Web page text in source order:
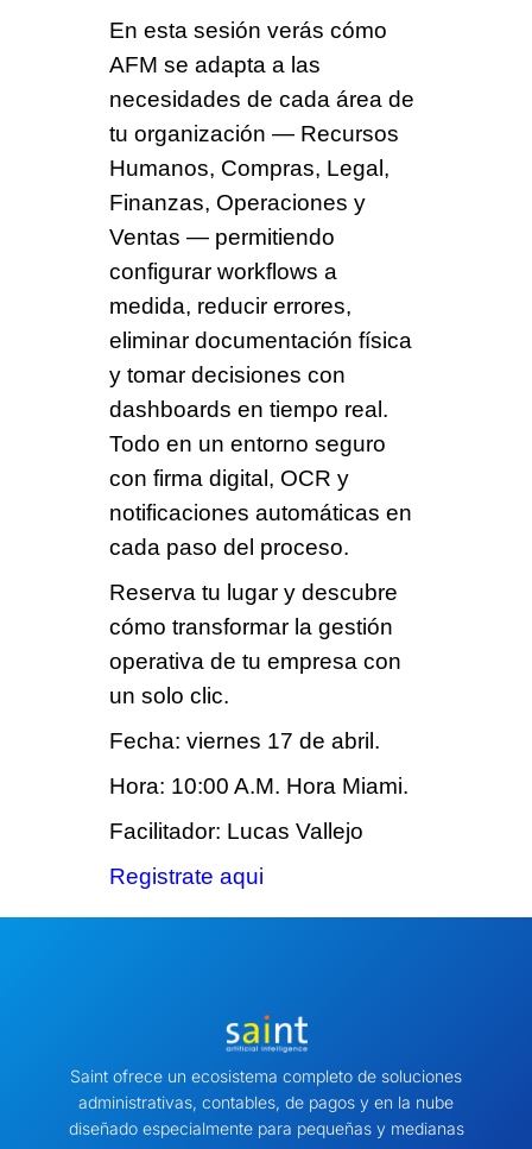
En esta sesión verás cómo
AFM se adapta a las
necesidades de cada área de
tu organización — Recursos
Humanos, Compras, Legal,
Finanzas, Operaciones y
Ventas — permitiendo
configurar workflows a
medida, reducir errores,
eliminar documentación física
y tomar decisiones con
dashboards en tiempo real.
Todo en un entorno seguro
con firma digital, OCR y
notificaciones automáticas en
cada paso del proceso.
Reserva tu lugar y descubre
cómo transformar la gestión
operativa de tu empresa con
un solo clic.
Fecha: viernes 17 de abril.
Hora: 10:00 A.M. Hora Miami.
Facilitador: Lucas Vallejo
Registrate aqui
Saint ofrece un ecosistema completo de soluciones
administrativas, contables, de pagos y en la nube
diseñado especialmente para pequeñas y medianas